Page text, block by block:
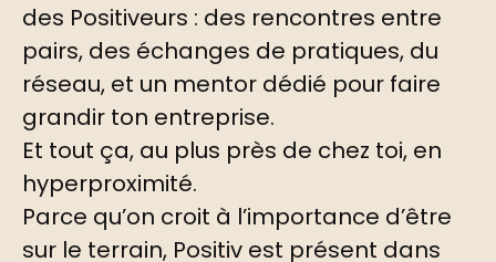
des Positiveurs : des rencontres entre
pairs, des échanges de pratiques, du
réseau, et un mentor dédié pour faire
grandir ton entreprise.
Et tout ça, au plus près de chez toi, en
hyperproximité.
Parce qu’on croit à l’importance d’être
sur le terrain, Positiv est présent dans